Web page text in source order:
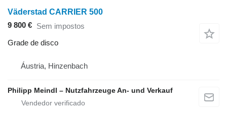
Väderstad CARRIER 500
9 800 € Sem impostos
Grade de disco
Áustria, Hinzenbach
Philipp Meindl – Nutzfahrzeuge An- und Verkauf